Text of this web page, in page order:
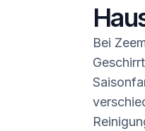
Bei